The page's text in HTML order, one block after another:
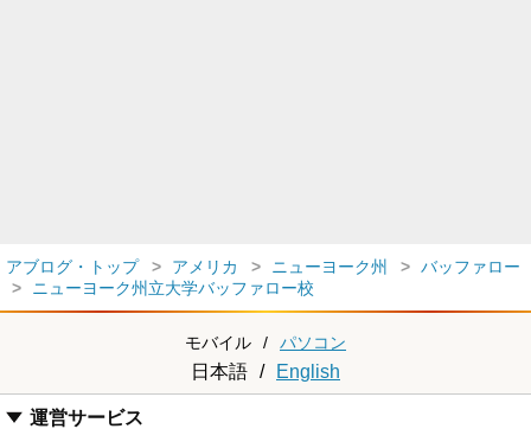
アブログ・トップ アメリカ ニューヨーク州
バッファロー
ニューヨーク州立大学バッファロー校
モバイル / パソコン
日本語 / English
運営サービス